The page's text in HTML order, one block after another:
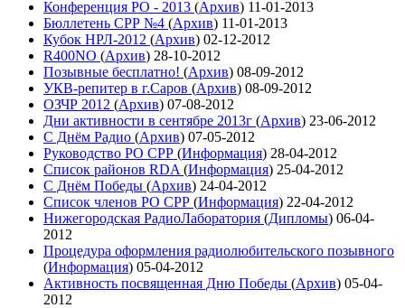
Конференция РО - 2013 (Архив) 11-01-2013
Бюллетень СРР №4 (Архив) 11-01-2013
Кубок НРЛ-2012 (Архив) 02-12-2012
R400NO (Архив) 28-10-2012
Позывные бесплатно! (Архив) 08-09-2012
УКВ-репитер в г.Саров (Архив) 08-09-2012
ОЗЧР 2012 (Архив) 07-08-2012
Дни активности в сентябре 2013г (Архив) 23-06-2012
С Днём Радио (Архив) 07-05-2012
Руководство РО СРР (Информация) 28-04-2012
Список районов RDA (Информация) 25-04-2012
С Днём Победы (Архив) 24-04-2012
Список членов РО СРР (Информация) 22-04-2012
Нижегородская РадиоЛаборатория (Дипломы) 06-04-
2012
Процедура оформления радиолюбительского позывного
(Информация) 05-04-2012
Активность посвященная Дню Победы (Архив) 05-04-
2012